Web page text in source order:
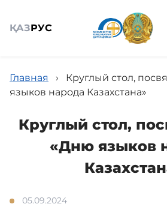
ҚАЗРУС
Общие сведения
Главная ›
Круглый стол,
языков народа Казахстана»
Круглый стол,
«Дню языков
05.09.2024